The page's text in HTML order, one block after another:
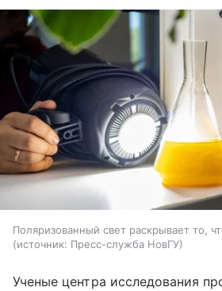
Поляризованный свет раскрывает то,
источник: Пресс-служба НовГУ
Ученые центра исследования